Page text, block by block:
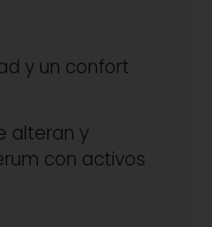
y un confort
alteran y
con activos